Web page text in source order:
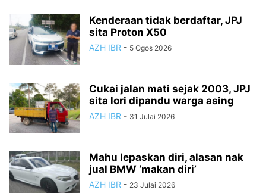
Kenderaan tidak berdaftar, JPJ
sita Proton X50
AZH IBR - 5 Ogos 2026
Cukai jalan mati sejak 2003, JPJ
sita lori dipandu warga asing
AZH IBR - 31 Julai 2026
Mahu lepaskan diri, alasan nak
jual BMW ‘makan diri’
AZH IBR - 23 Julai 2026